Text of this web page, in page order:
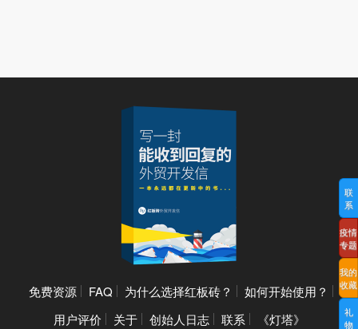
免费资源 FAQ 为什么选择红板砖？
如何开始使用？
用户评价
关于 创始人日志 联系 《灯塔》
联
系
疫情
专题
我的
收藏
礼
物